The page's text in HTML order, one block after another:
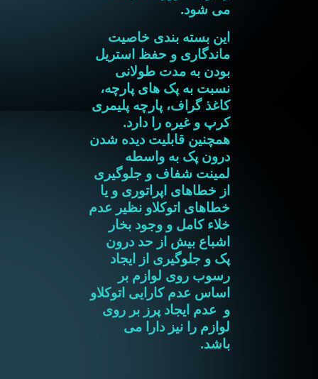
می شود.
این بسته بندی خاصیت
ماندگاری و حفظ استریل
بودن به مدت طولانی
نسبت به پک های پارچه،
کاغذ گراف، پارچه پلیمری
کرپ و غیره را دارد.
همچنین قابلیت دیده شدن
درون پک به واسطه
لمینت شفاف و جلوگیری
از خطاهای اپراتوری و یا
خطاهای اتوکلاو نظیر عدم
خلاء کامل و وجود بخار
اشباع بیش از حد درون
پک و جلوگیری از ایجاد
رسوب روی لوازم بر
اساس عدم کارایی اتوکلاو
و عدم ایجاد پرز بر روی
لوازم را نیز دارا می
باشد.